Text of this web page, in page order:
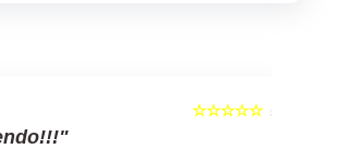
5
☆☆☆☆☆